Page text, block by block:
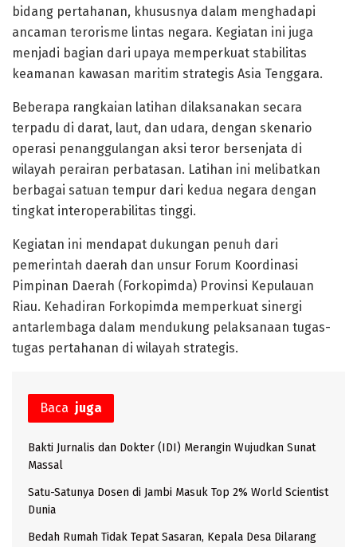
bidang pertahanan, khususnya dalam menghadapi
ancaman terorisme lintas negara. Kegiatan ini juga
menjadi bagian dari upaya memperkuat stabilitas
keamanan kawasan maritim strategis Asia Tenggara.
Beberapa rangkaian latihan dilaksanakan secara
terpadu di darat, laut, dan udara, dengan skenario
operasi penanggulangan aksi teror bersenjata di
wilayah perairan perbatasan. Latihan ini melibatkan
berbagai satuan tempur dari kedua negara dengan
tingkat interoperabilitas tinggi.
Kegiatan ini mendapat dukungan penuh dari
pemerintah daerah dan unsur Forum Koordinasi
Pimpinan Daerah (Forkopimda) Provinsi Kepulauan
Riau. Kehadiran Forkopimda memperkuat sinergi
antarlembaga dalam mendukung pelaksanaan tugas-
tugas pertahanan di wilayah strategis.
Baca juga
Bakti Jurnalis dan Dokter (IDI) Merangin Wujudkan Sunat
Massal
Satu-Satunya Dosen di Jambi Masuk Top 2% World Scientist
Dunia
Bedah Rumah Tidak Tepat Sasaran, Kepala Desa Dilarang